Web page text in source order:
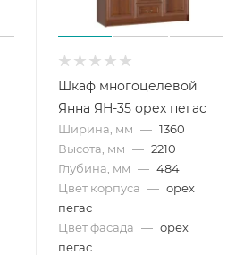
Шкаф многоцелевой
Янна ЯН-35 орех пегас
Ширина, мм — 1360
Высота, мм — 2210
Глубина, мм — 484
Цвет корпуса — орех
пегас
Цвет фасада — орех
пегас